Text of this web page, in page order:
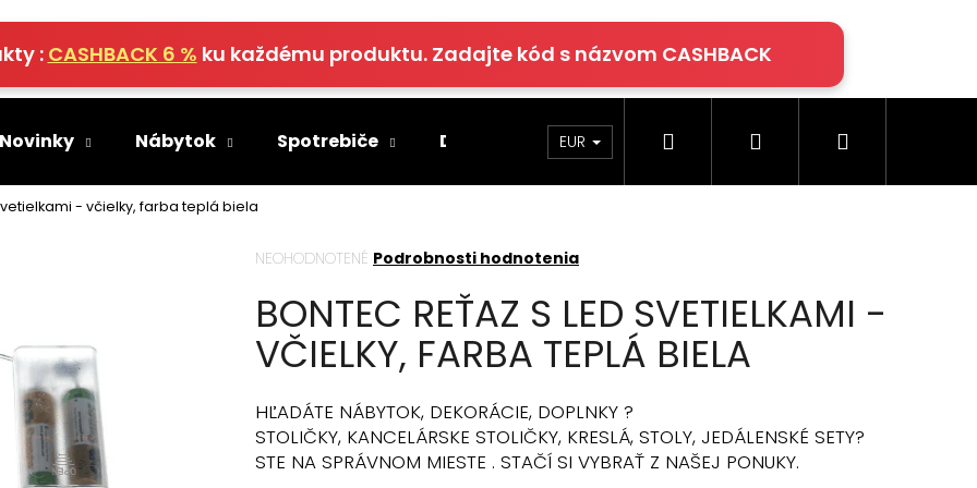
: CASHBACK 6 % ku každému produktu. Zadajte kód s názvom CASHBACK
Nábytok Spotrebiče Dekorácie Klimatizácia Podlahy Egger
EUR Hľadať PrihlásenieNákupný
svetielkami - včielky, farba teplá biela
Priemerné
produktu
je
0,0
z
hviezdičiek.
NEOHODNOTENÉ Podrobnosti hodnotenia
BONTEC REŤAZ S LED SVETIELKAMI -
VČIELKY, FARBA TEPLÁ BIELA
HĽADÁTE NÁBYTOK, DEKORÁCIE, DOPLNKY ?
STOLIČKY, KANCELÁRSKE STOLIČKY, KRESLÁ, STOLY, JEDÁLENSKÉ SETY?
STE NA SPRÁVNOM MIESTE . STAČÍ SI VYBRAŤ Z NAŠEJ PONUKY.